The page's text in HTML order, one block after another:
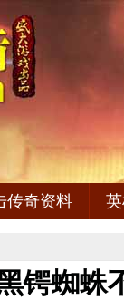
传奇资料
锷蜘蛛